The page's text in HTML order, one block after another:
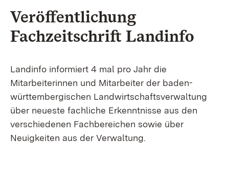
Veröffentlichung
Fachzeitschrift Landinfo
Landinfo informiert 4 mal pro Jahr die
Mitarbeiterinnen und Mitarbeiter der baden-
württembergischen Landwirtschaftsverwaltung
über neueste fachliche Erkenntnisse aus den
verschiedenen Fachbereichen sowie über
Neuigkeiten aus der Verwaltung.